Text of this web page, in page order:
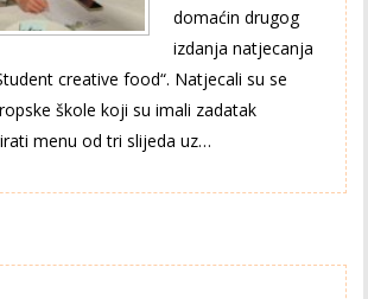
domaćin drugog
izdanja natjecanja
creative food“. Natjecali su se
škole koji su imali zadatak
menu od tri slijeda uz…